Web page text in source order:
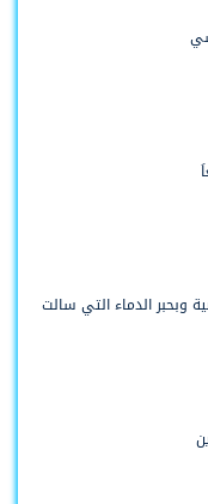
وبحبر الدماء التي سالت